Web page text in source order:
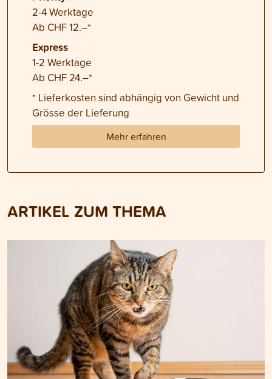
2-4 Werktage
Ab CHF 12.–*
Express
1-2 Werktage
Ab CHF 24.–*
* Lieferkosten sind abhängig von Gewicht und
Grösse der Lieferung
Mehr erfahren
ARTIKEL ZUM THEMA